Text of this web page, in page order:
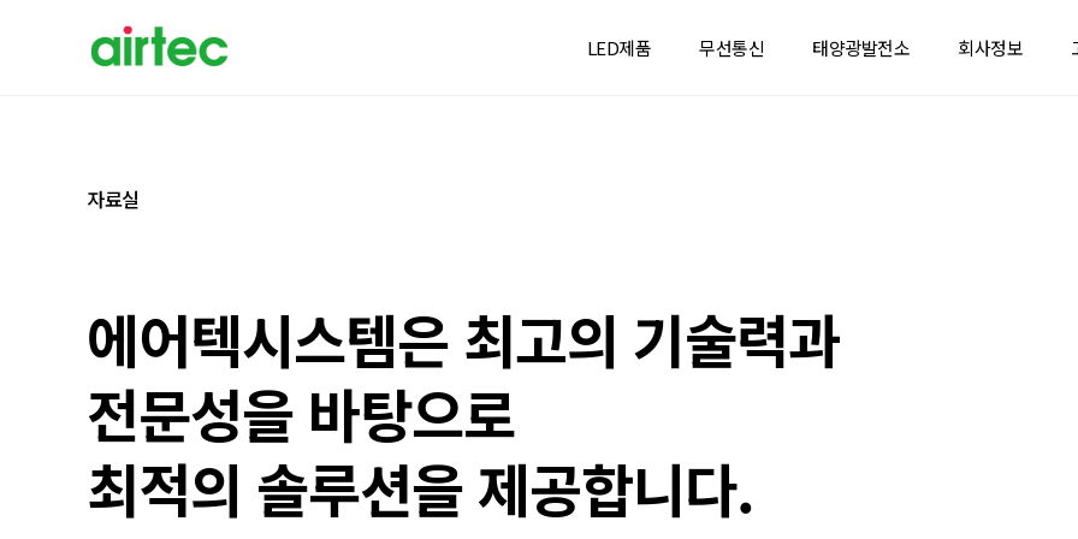
LED제품 무선통신 태양광발전소 회사정보
자료실
에어텍시스템은 최고의 기술력과
전문성을 바탕으로
최적의 솔루션을 제공합니다.